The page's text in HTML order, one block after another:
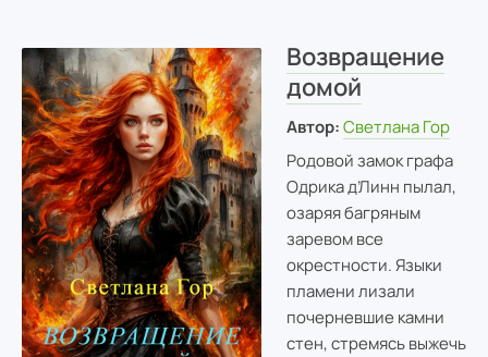
Возвращение
домой
Автор: Светлана Гор
Родовой замок графа
Одрика д’Линн пылал,
озаряя багряным
заревом все
окрестности. Языки
пламени лизали
почерневшие камни
стен, стремясь выжечь